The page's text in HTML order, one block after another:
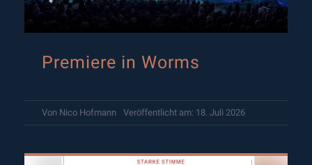
Premiere in Worms
Von Nico Hofmann Veröffentlicht am: 18. Juli 2026